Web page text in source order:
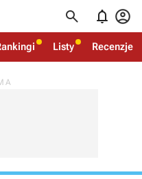
  
Listy Recenzje